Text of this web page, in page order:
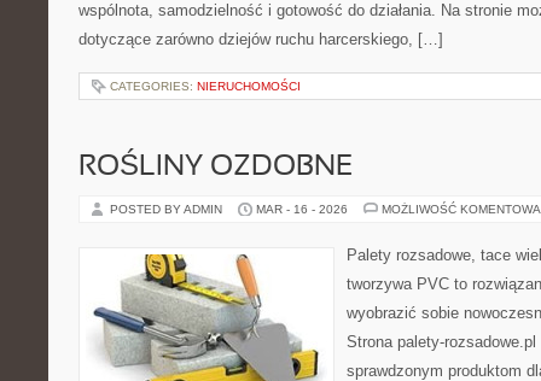
wspólnota, samodzielność i gotowość do działania. Na stronie
dotyczące zarówno dziejów ruchu harcerskiego, […]
CATEGORIES: NIERUCHOMOŚCI
ROŚLINY OZDOBNE
POSTED BY ADMIN MAR - 16 - 2026 MOŻLIWOŚĆ
Palety rozsadowe, tace
tworzywa PVC to
wyobrazić sobie
Strona palety-
sprawdzonym produktom